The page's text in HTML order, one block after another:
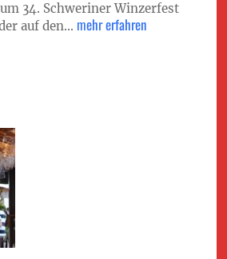
34. Schweriner Winzerfest
auf den... mehr erfahren